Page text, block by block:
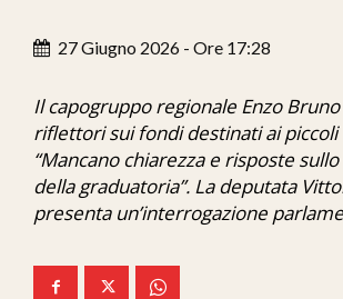
Sanità
Economia
Ita-Mondo
C7 Play
We Calabria
27 Giugno 2026 - Ore 17:28
Il capogruppo regionale Enzo
riflettori sui fondi destinati ai piccoli
“Mancano chiarezza e risposte
della graduatoria”. La deputata
presenta un’interrogazione